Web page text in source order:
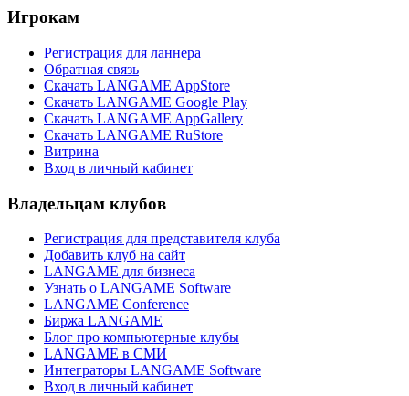
Игрокам
Регистрация для ланнера
Обратная связь
Скачать LANGAME AppStore
Скачать LANGAME Google Play
Скачать LANGAME AppGallery
Скачать LANGAME RuStore
Витрина
Вход в личный кабинет
Владельцам клубов
Регистрация для представителя клуба
Добавить клуб на сайт
LANGAME для бизнеса
Узнать о LANGAME Software
LANGAME Conference
Биржа LANGAME
Блог про компьютерные клубы
LANGAME в СМИ
Интеграторы LANGAME Software
Вход в личный кабинет